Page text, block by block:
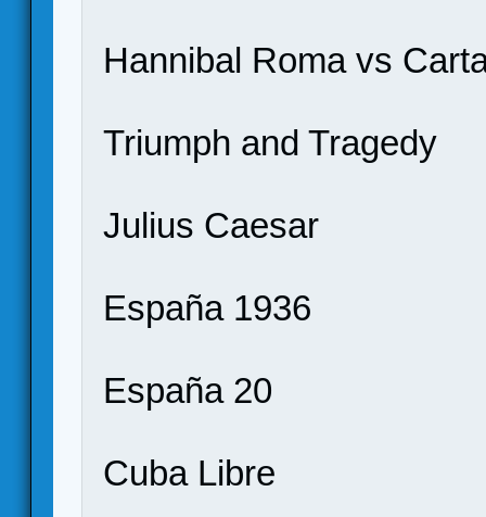
Hannibal Roma vs
Triumph and Tragedy
Julius Caesar
España 1936
España 20
Cuba Libre